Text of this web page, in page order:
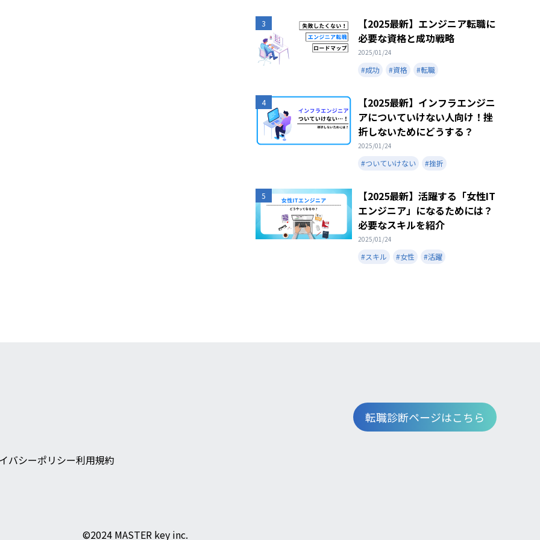
3
【2025最新】エンジニア転職に
必要な資格と成功戦略
2025/01/24
#成功 #資格 #転職
4
【2025最新】インフラエンジニ
アについていけない人向け！挫
折しないためにどうする？
2025/01/24
#ついていけない #挫折
5
【2025最新】活躍する「女性IT
エンジニア」になるためには？
必要なスキルを紹介
2025/01/24
#スキル #女性 #活躍
バシーポリシー利用規約
転職診断ページはこちら
©︎2024 MASTER key inc.